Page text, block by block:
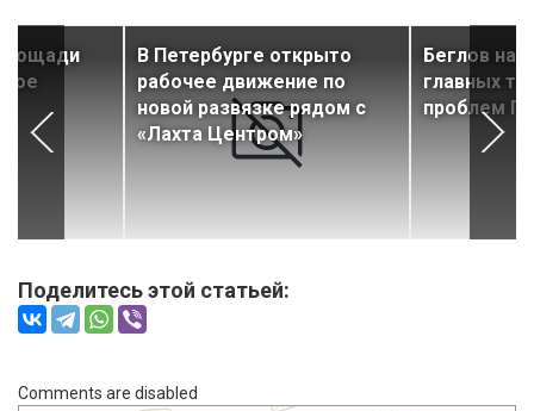
В Петербурге открыто
рабочее движение по
новой развязке рядом с
«Лахта Центром»
Беглов
главных
проблем
Поделитесь этой статьей:
Comments are disabled